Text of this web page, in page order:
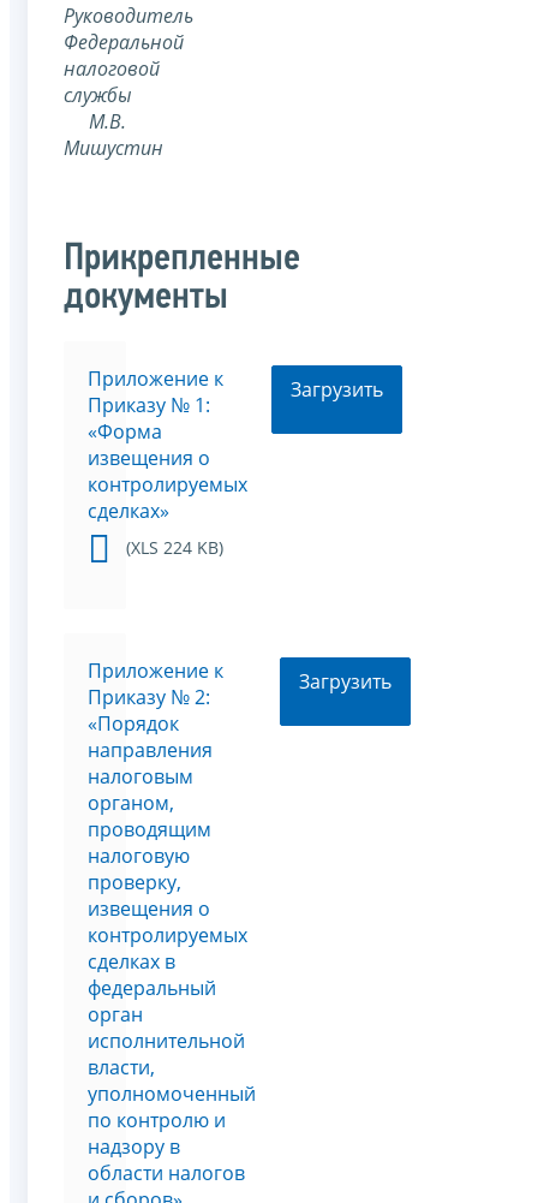
Руководитель
Федеральной
налоговой
службы
М.В.
Мишустин
Прикрепленные
документы
Приложение к
Приказу № 1:
«Форма
извещения о
контролируемых
сделках»
(XLS 224 KB)
Загрузить
Приложение к
Приказу № 2:
«Порядок
направления
налоговым
органом,
проводящим
налоговую
проверку,
извещения о
контролируемых
сделках в
федеральный
орган
исполнительной
власти,
уполномоченный
по контролю и
надзору в
области налогов
Загрузить